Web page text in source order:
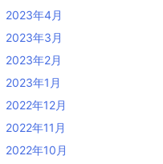
2023年4月
2023年3月
2023年2月
2023年1月
2022年12月
2022年11月
2022年10月